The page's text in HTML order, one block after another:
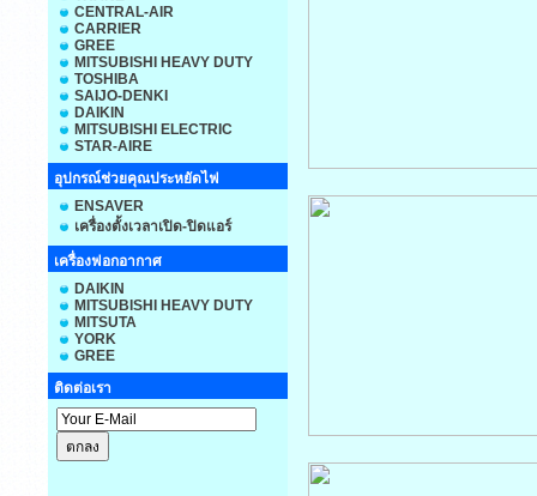
CENTRAL-AIR
CARRIER
GREE
MITSUBISHI HEAVY DUTY
TOSHIBA
SAIJO-DENKI
DAIKIN
MITSUBISHI ELECTRIC
STAR-AIRE
อุปกรณ์ช่วยคุณประหยัดไฟ
ENSAVER
เครื่องตั้งเวลาเปิด-ปิดแอร์
เครื่องฟอกอากาศ
DAIKIN
MITSUBISHI HEAVY DUTY
MITSUTA
YORK
GREE
ติดต่อเรา